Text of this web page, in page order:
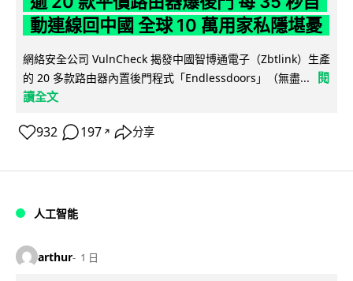
動連線回中國 全球 10 萬用家私隱堪憂
網絡安全公司 VulnCheck 揭發中國智博通電子（Zbtlink）生產
的 20 多款路由器內置後門程式「Endlessdoors」（無盡...
閱
讀全文
932 197 ↗ 分享
人工智能
arthur 1 日